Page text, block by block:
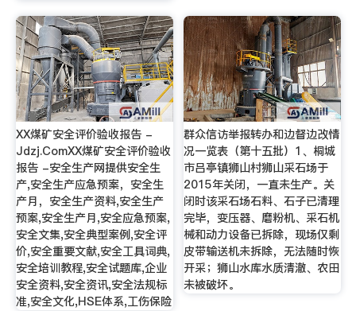
XX煤矿安全评价验收报告 -
Jdzj.ComXX煤矿安全评价验收
报告 -安全生产网提供安全生
产,安全生产应急预案，安全生
产月，安全生产资料,安全生产
预案,安全生产月,安全应急预案,
安全文集,安全典型案例,安全评
价,安全重要文献,安全工具词典,
安全培训教程,安全试题库,企业
安全资料,安全资讯,安全法规标
准,安全文化,HSE体系,工伤保险
群众信访举报转办和边督边改情
况一览表（第十五批）1、桐城
市吕亭镇狮山村狮山采石场于
2015年关闭，一直未生产。关
闭时该采石场石料、石子已清理
完毕，变压器、磨粉机、采石机
械和动力设备已拆除，现场仅剩
皮带输送机未拆除，无法随时恢
开采；狮山水库水质清澈、农田
未被破坏。